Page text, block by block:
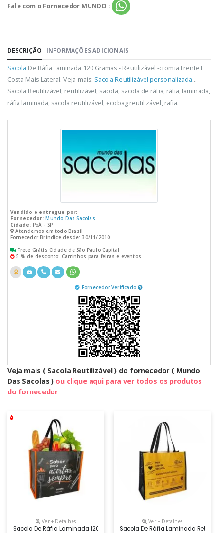
Fale com o Fornecedor MUNDO :
DESCRIÇÃO INFORMAÇÕES ADICIONAIS
Sacola De Ráfia Laminada 120 Gramas - Reutilizável -cromia Frente E
Costa Mais Lateral. Veja mais: Sacola Reutilizável personalizada...
Sacola Reutilizável, reutilizável, sacola, sacola de ráfia, ráfia, laminada,
ráfia laminada, sacola reutilizável, ecobag reutilizável, rafia.
Vendido e entregue por:
Fornecedor: Mundo Das Sacolas
Cidade: PoÁ - SP
Atendemos em todo Brasil
Fornecedor Bríndice desde: 30/11/2010
Frete Grátis Cidade de São Paulo Capital
5 % de desconto: Carrinhos para feiras e eventos
Fornecedor Verificado
Veja mais ( Sacola Reutilizável ) do fornecedor ( Mundo
Das Sacolas ) ou clique aqui para ver todos os produtos
do fornecedor
Ver + Detalhes
Sacola De Ráfia Laminada 120 Gramas - Reutilizável -cromia Frente E
Ver + Detalhes
Sacola De Ráfia Laminada